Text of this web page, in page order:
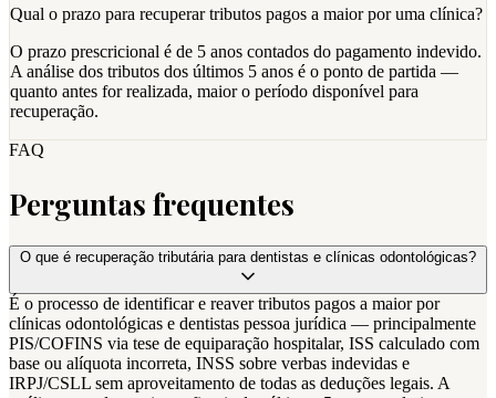
Qual o prazo para recuperar tributos pagos a maior por uma clínica?
O prazo prescricional é de 5 anos contados do pagamento indevido.
A análise dos tributos dos últimos 5 anos é o ponto de partida —
quanto antes for realizada, maior o período disponível para
recuperação.
FAQ
Perguntas frequentes
O que é recuperação tributária para dentistas e clínicas odontológicas?
É o processo de identificar e reaver tributos pagos a maior por
clínicas odontológicas e dentistas pessoa jurídica — principalmente
PIS/COFINS via tese de equiparação hospitalar, ISS calculado com
base ou alíquota incorreta, INSS sobre verbas indevidas e
IRPJ/CSLL sem aproveitamento de todas as deduções legais. A